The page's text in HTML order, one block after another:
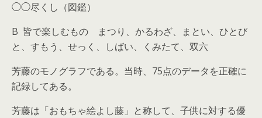
◯◯尽くし（図鑑）
B 皆で楽しむもの まつり、かるわざ、まとい、ひとび
と、すもう、せっく、しばい、くみたて、双六
芳藤のモノグラフである。当時、75点のデータを正確に
記録してある。
芳藤は「おもちゃ絵よし藤」と称して、子供に対する優